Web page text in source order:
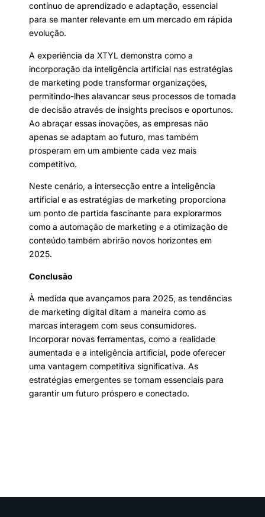
contínuo de aprendizado e adaptação, essencial
para se manter relevante em um mercado em rápida
evolução.
A experiência da XTYL demonstra como a
incorporação da inteligência artificial nas estratégias
de marketing pode transformar organizações,
permitindo-lhes alavancar seus processos de tomada
de decisão através de insights precisos e oportunos.
Ao abraçar essas inovações, as empresas não
apenas se adaptam ao futuro, mas também
prosperam em um ambiente cada vez mais
competitivo.
Neste cenário, a intersecção entre a inteligência
artificial e as estratégias de marketing proporciona
um ponto de partida fascinante para explorarmos
como a automação de marketing e a otimização de
conteúdo também abrirão novos horizontes em
2025.
Conclusão
À medida que avançamos para 2025, as tendências
de marketing digital ditam a maneira como as
marcas interagem com seus consumidores.
Incorporar novas ferramentas, como a realidade
aumentada e a inteligência artificial, pode oferecer
uma vantagem competitiva significativa. As
estratégias emergentes se tornam essenciais para
garantir um futuro próspero e conectado.